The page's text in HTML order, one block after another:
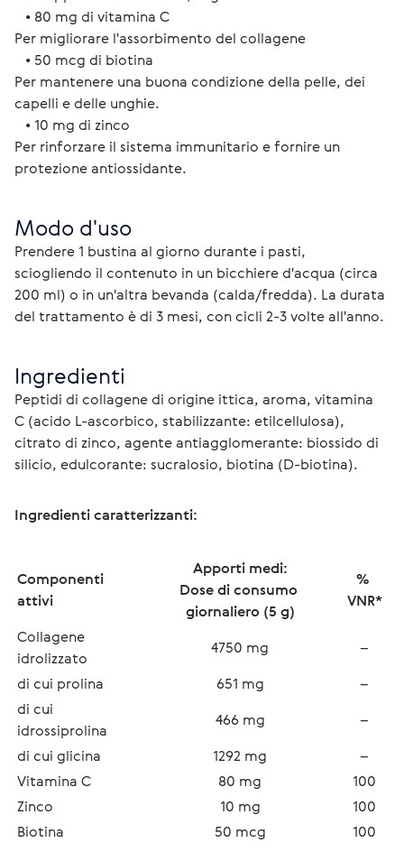
• 80 mg di vitamina C
Per migliorare l'assorbimento del collagene
• 50 mcg di biotina
Per mantenere una buona condizione della pelle, dei
capelli e delle unghie.
• 10 mg di zinco
Per rinforzare il sistema immunitario e fornire un
protezione antiossidante.
Modo d'uso
Prendere 1 bustina al giorno durante i pasti,
sciogliendo il contenuto in un bicchiere d'acqua (circa
200 ml) o in un'altra bevanda (calda/fredda). La durata
del trattamento è di 3 mesi, con cicli 2-3 volte all'anno.
Ingredienti
Peptidi di collagene di origine ittica, aroma, vitamina
C (acido L-ascorbico, stabilizzante: etilcellulosa),
citrato di zinco, agente antiagglomerante: biossido di
silicio, edulcorante: sucralosio, biotina (D-biotina).
Ingredienti caratterizzanti:
Componenti
attivi
Apporti medi:
Dose di consumo
giornaliero (5 g)
%
VNR*
Collagene
idrolizzato
4750 mg
–
di cui prolina
651 mg
–
di cui
idrossiprolina
466 mg
–
di cui glicina
1292 mg
–
Vitamina C
80 mg
100
Zinco
10 mg
100
Biotina
50 mcg 100